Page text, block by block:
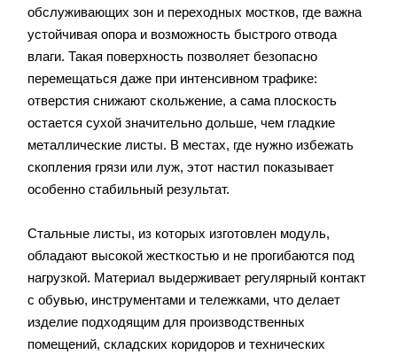
обслуживающих зон и переходных мостков, где важна
устойчивая опора и возможность быстрого отвода
влаги. Такая поверхность позволяет безопасно
перемещаться даже при интенсивном трафике:
отверстия снижают скольжение, а сама плоскость
остается сухой значительно дольше, чем гладкие
металлические листы. В местах, где нужно избежать
скопления грязи или луж, этот настил показывает
особенно стабильный результат.
Стальные листы, из которых изготовлен модуль,
обладают высокой жесткостью и не прогибаются под
нагрузкой. Материал выдерживает регулярный контакт
с обувью, инструментами и тележками, что делает
изделие подходящим для производственных
помещений, складских коридоров и технических